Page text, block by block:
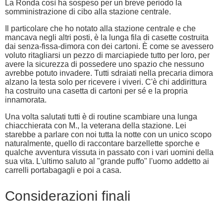
La Ronda così ha sospeso per un breve periodo la
somministrazione di cibo alla stazione centrale.
Il particolare che ho notato alla stazione centrale e che
mancava negli altri posti, è la lunga fila di casette costruita
dai senza-fissa-dimora con dei cartoni. È come se avessero
voluto ritagliarsi un pezzo di marciapiede tutto per loro, per
avere la sicurezza di possedere uno spazio che nessuno
avrebbe potuto invadere. Tutti sdraiati nella precaria dimora
alzano la testa solo per ricevere i viveri. C'è chi addirittura
ha costruito una casetta di cartoni per sé e la propria
innamorata.
Una volta salutati tutti è di routine scambiare una lunga
chiacchierata con M., la veterana della stazione. Lei
starebbe a parlare con noi tutta la notte con un unico scopo
naturalmente, quello di raccontare barzellette sporche e
qualche avventura vissuta in passato con i vari uomini della
sua vita. L'ultimo saluto al "grande puffo" l'uomo addetto ai
carrelli portabagagli e poi a casa.
Considerazioni finali